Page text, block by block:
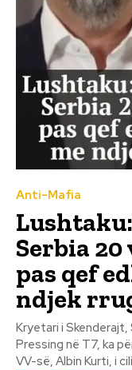
Anti-Mafia
Serbia
pas qef
ndjek
Kryetari i
Pressing në T7, ka
VV-së, Albin Kurti, i